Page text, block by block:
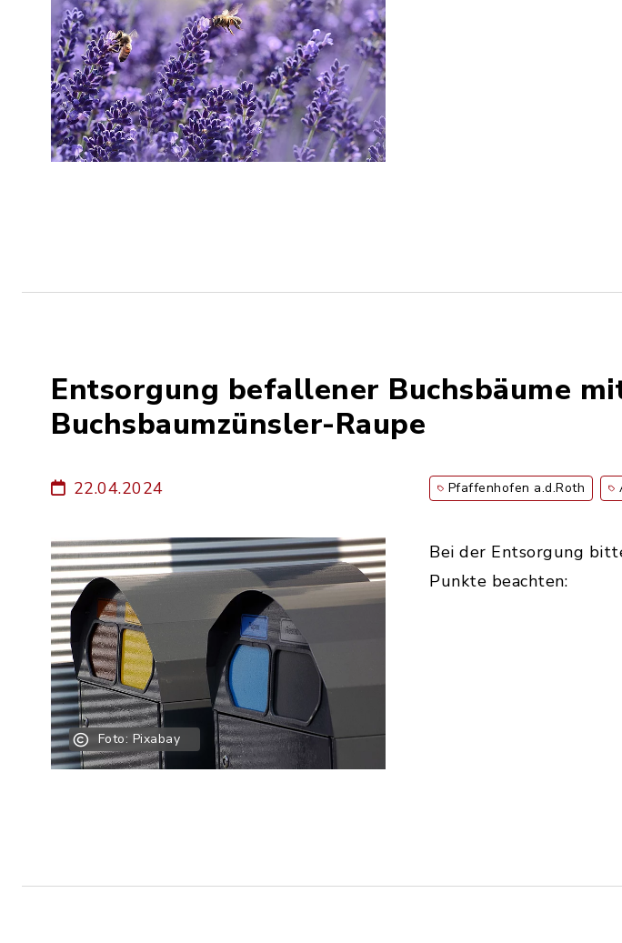
Entsorgung befallener Buchsbäume
Buchsbaumzünsler-Raupe
22.04.2024 Pfaffenhofen a.d.Roth
Foto: Pixabay
Bei der Entsorgung
Punkte beachten: